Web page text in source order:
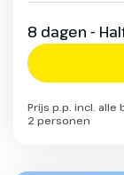
8 dagen -
Prijs p.p. incl. alle
2 personen